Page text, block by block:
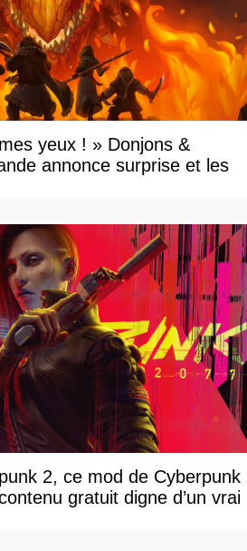
yeux ! » Donjons &
annonce surprise et les
2, ce mod de Cyberpunk
gratuit digne d’un vrai